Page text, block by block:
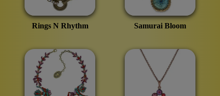
Rings N Rhythm Samurai Bloom